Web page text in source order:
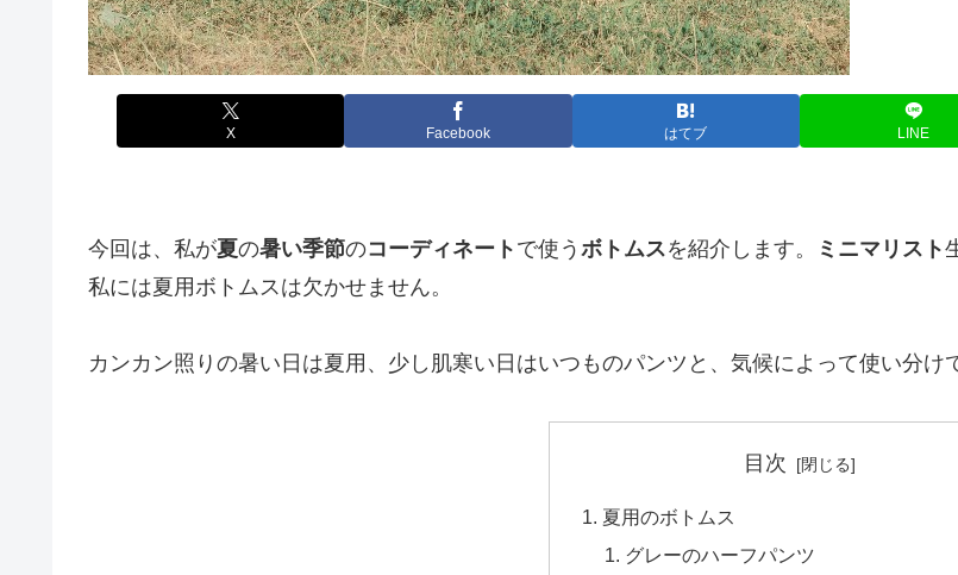
X Facebook はてブ LINE
今回は、私が夏の暑い季節のコーディネート で使う ボトムスを紹介します。 ミニマリスト
私には夏用ボトムスは欠かせません。
カンカン照りの暑い日は夏用、少し肌寒い日はいつものパンツと、気候によって使い分け
目次
夏用のボトムス
グレーのハーフパンツ